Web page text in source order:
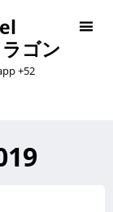
ゴン
+52